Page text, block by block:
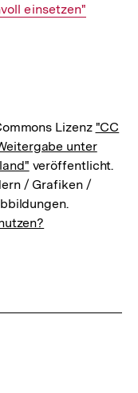
einsetzen"
Lizenz "CC
unter
veröffentlicht.
/ Grafiken /